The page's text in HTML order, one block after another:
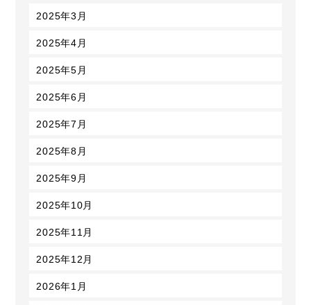
2025年3月
2025年4月
2025年5月
2025年6月
2025年7月
2025年8月
2025年9月
2025年10月
2025年11月
2025年12月
2026年1月